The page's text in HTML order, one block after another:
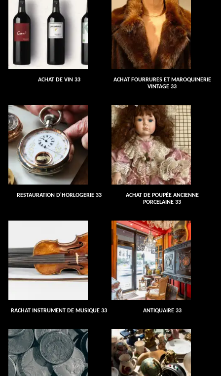
ACHAT DE VIN 33
ACHAT FOURRURES ET MAROQUINERIE
VINTAGE 33
RESTAURATION D'HORLOGERIE 33
ACHAT DE POUPÉE ANCIENNE
PORCELAINE 33
RACHAT INSTRUMENT DE MUSIQUE 33 ANTIQUAIRE 33